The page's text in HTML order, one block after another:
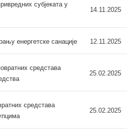
субјеката у
14.11.2025
енергетске санације 12.11.2025
средстава
25.02.2025
средстава
25.02.2025